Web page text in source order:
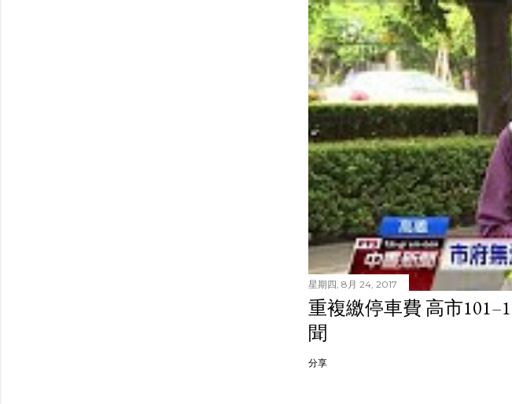
星期四, 8月 24, 2017
重複繳停車費 高市
聞
分享